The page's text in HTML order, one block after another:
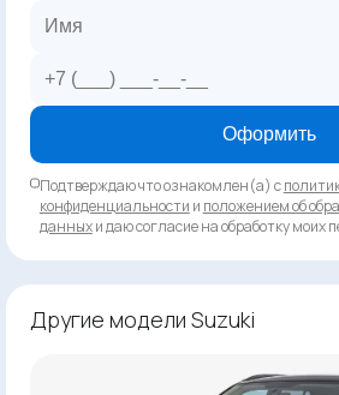
Оформить
Подтверждаю что ознакомлен(а) с
конфиденциальности и положением об
данныхи даю согласие на обработку моих
Другие модели Suzuki